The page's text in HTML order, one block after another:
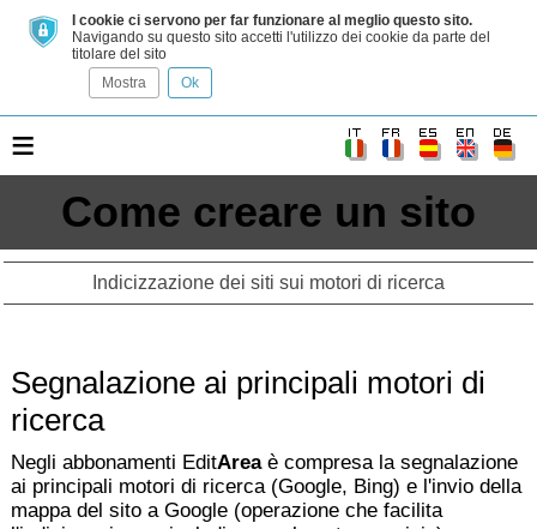
I cookie ci servono per far funzionare al meglio questo sito.
Navigando su questo sito accetti l'utilizzo dei cookie da parte del
titolare del sito
Mostra
Ok
≡
Come creare un sito
Indicizzazione dei siti sui motori di ricerca
Segnalazione ai principali motori di
ricerca
Negli abbonamenti EditAreaè compresa la segnalazione
ai principali motori di ricerca (Google, Bing) e l'invio della
mappa del sito a Google (operazione che facilita